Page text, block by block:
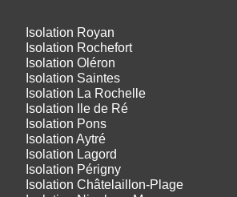
Isolation Royan
Isolation Rochefort
Isolation Oléron
Isolation Saintes
Isolation La Rochelle
Isolation Ile de Ré
Isolation Pons
Isolation Aytré
Isolation Lagord
Isolation Périgny
Isolation Châtelaillon-Plage